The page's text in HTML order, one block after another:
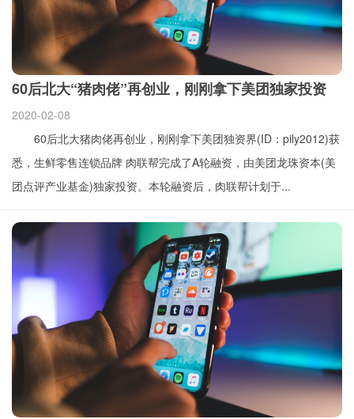
60后北大“猪肉佬”再创业，刚刚拿下美团独家投资
2020-02-08
60后北大猪肉佬再创业，刚刚拿下美团独资界(ID：pily2012)获
悉，生鲜零售连锁品牌 肉联帮完成了A轮融资，由美团龙珠资本(美
团点评产业基金)独家投资。本轮融资后，肉联帮计划于...